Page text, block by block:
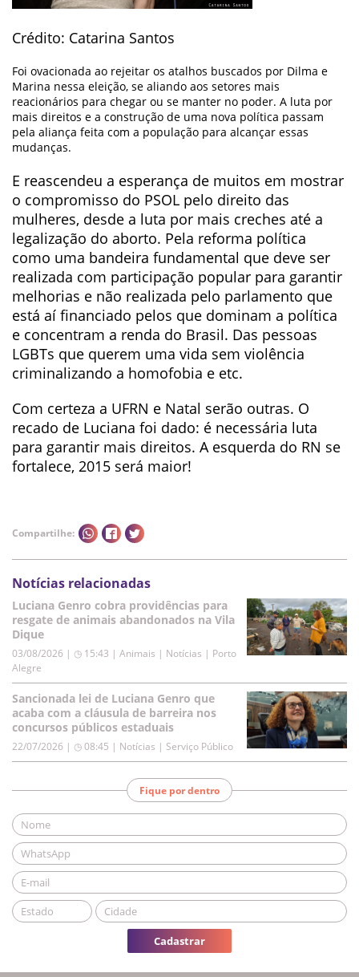
Crédito: Catarina Santos
Foi ovacionada ao rejeitar os atalhos buscados por Dilma e
Marina nessa eleição, se aliando aos setores mais
reacionários para chegar ou se manter no poder. A luta por
mais direitos e a construção de uma nova política passam
pela aliança feita com a população para alcançar essas
mudanças.
E reascendeu a esperança de muitos em mostrar
o compromisso do PSOL pelo direito das
mulheres, desde a luta por mais creches até a
legalização do aborto. Pela reforma política
como uma bandeira fundamental que deve ser
realizada com participação popular para garantir
melhorias e não realizada pelo parlamento que
está aí financiado pelos que dominam a política
e concentram a renda do Brasil. Das pessoas
LGBTs que querem uma vida sem violência
criminalizando a homofobia e etc.
Com certeza a UFRN e Natal serão outras. O
recado de Luciana foi dado: é necessária luta
para garantir mais direitos. A esquerda do RN se
fortalece, 2015 será maior!
Compartilhe:
Notícias relacionadas
Luciana Genro cobra providências para
resgate de animais abandonados na Vila
Dique
03/08/2026 | ◷ 15:43 | Animais | Notícias | Porto
Alegre
Sancionada lei de Luciana Genro que
acaba com a cláusula de barreira nos
concursos públicos estaduais
22/07/2026 | ◷ 08:45 | Notícias | Serviço Público
Fique por dentro
Cadastrar